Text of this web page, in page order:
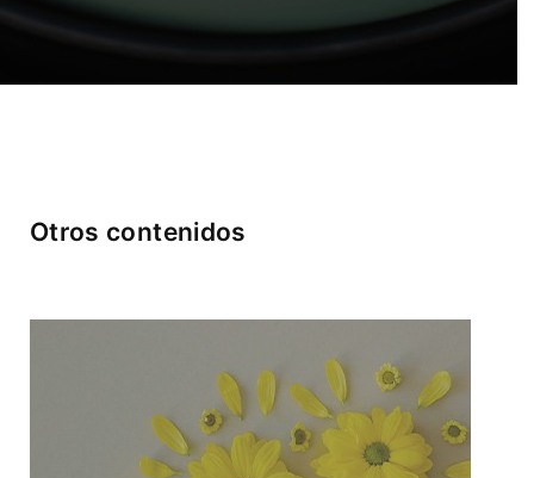
Otros contenidos